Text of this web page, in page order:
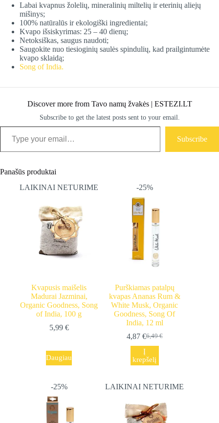
Labai kvapnus žolelių, mineralinių miltelių ir eterinių aliejų
mišinys;
100% natūralūs ir ekologiški ingredientai;
Kvapo išsiskyrimas: 25 – 40 dienų;
Netoksiškas, saugus naudoti;
Saugokite nuo tiesioginių saulės spindulių, kad prailgintumėte
kvapo sklaidą;
Song of India.
Discover more from Tavo namų žvakės | ESTEZI.LT
Subscribe to get the latest posts sent to your email.
Type your email…
Subscribe
Panašūs produktai
LAIKINAI NETURIME
Kvapusis maišelis
Madurai Jazminai,
Organic Goodness, Song
of India, 100 g
5,99 €
Daugiau
-25%
Purškiamas patalpų
kvapas Ananas Rum &
White Musk, Organic
Goodness, Song Of
India, 12 ml
6,49€
Original
price
was:
6,49 €.
4,87 €Current
price
is:
4,87 €.
Į
krepšelį
-25% LAIKINAI NETURIME